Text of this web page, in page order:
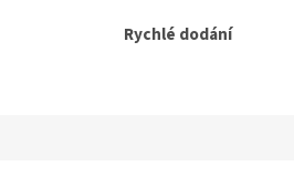
Rychlé dodání